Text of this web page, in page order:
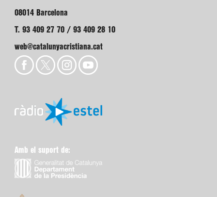
08014 Barcelona
T. 93 409 27 70 / 93 409 28 10
web@catalunyacristiana.cat
Amb el suport de: